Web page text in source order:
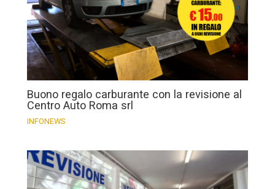
Buono regalo carburante con la revisione al
Centro Auto Roma srl
INFONEWS